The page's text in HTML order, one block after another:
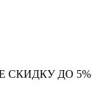
СКИДКУДО 5%